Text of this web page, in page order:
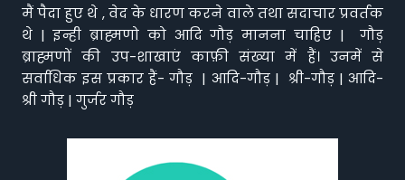
मैं पैदा हुए थे , वेद के धारण करने वाले तथा सदाचार प्रवर्तक
थे | इन्ही ब्राह्मणो को आदि गौड़ मानना चाहिए | गौड़
ब्राह्मणों की उप-शाखाएं काफ़ी संख्या में हैं। उनमें से
सर्वाधिक इस प्रकार हैं- गौड़ | आदि-गौड़ | श्री-गौड़ | आदि-
श्री गौड़ | गुर्जर गौड़